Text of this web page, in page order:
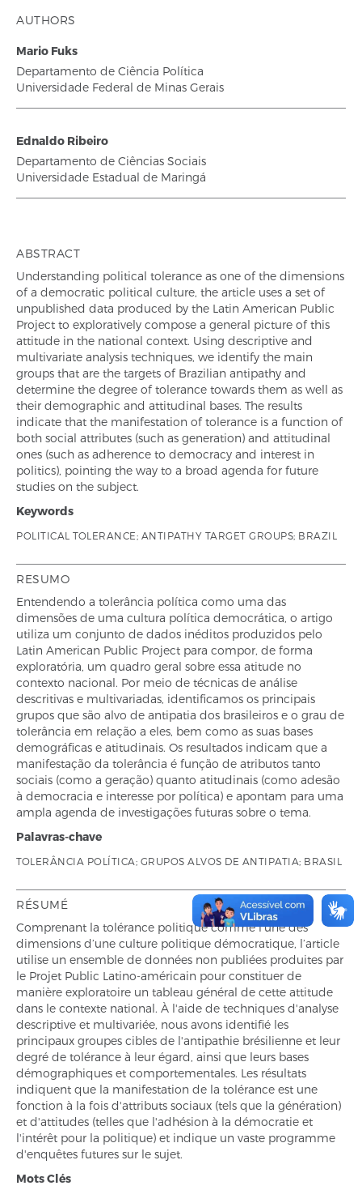
AUTHORS
Mario Fuks
Departamento de Ciência Política
Universidade Federal de Minas Gerais
Ednaldo Ribeiro
Departamento de Ciências Sociais
Universidade Estadual de Maringá
ABSTRACT
Understanding political tolerance as one of the dimensions
of a democratic political culture, the article uses a set of
unpublished data produced by the Latin American Public
Project to exploratively compose a general picture of this
attitude in the national context. Using descriptive and
multivariate analysis techniques, we identify the main
groups that are the targets of Brazilian antipathy and
determine the degree of tolerance towards them as well as
their demographic and attitudinal bases. The results
indicate that the manifestation of tolerance is a function of
both social attributes (such as generation) and attitudinal
ones (such as adherence to democracy and interest in
politics), pointing the way to a broad agenda for future
studies on the subject.
Keywords
POLITICAL TOLERANCE; ANTIPATHY TARGET GROUPS; BRAZIL
RESUMO
Entendendo a tolerância política como uma das
dimensões de uma cultura política democrática, o artigo
utiliza um conjunto de dados inéditos produzidos pelo
Latin American Public Project para compor, de forma
exploratória, um quadro geral sobre essa atitude no
contexto nacional. Por meio de técnicas de análise
descritivas e multivariadas, identificamos os principais
grupos que são alvo de antipatia dos brasileiros e o grau de
tolerância em relação a eles, bem como as suas bases
demográficas e atitudinais. Os resultados indicam que a
manifestação da tolerância é função de atributos tanto
sociais (como a geração) quanto atitudinais (como adesão
à democracia e interesse por política) e apontam para uma
ampla agenda de investigações futuras sobre o tema.
Palavras-chave
TOLERÂNCIA POLÍTICA; GRUPOS ALVOS DE ANTIPATIA; BRASIL
RÉSUMÉ
Comprenant la tolérance politique comme l’une des
dimensions d’une culture politique démocratique, l’article
utilise un ensemble de données non publiées produites par
le Projet Public Latino-américain pour constituer de
manière exploratoire un tableau général de cette attitude
dans le contexte national. À l'aide de techniques d'analyse
descriptive et multivariée, nous avons identifié les
principaux groupes cibles de l'antipathie brésilienne et leur
degré de tolérance à leur égard, ainsi que leurs bases
démographiques et comportementales. Les résultats
indiquent que la manifestation de la tolérance est une
fonction à la fois d'attributs sociaux (tels que la génération)
et d'attitudes (telles que l'adhésion à la démocratie et
l'intérêt pour la politique) et indique un vaste programme
d'enquêtes futures sur le sujet.
Mots Clés